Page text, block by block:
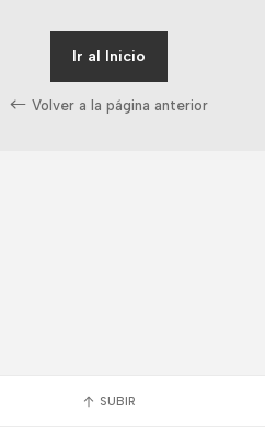
Ir al Inicio
Volver a la página anterior
SUBIR